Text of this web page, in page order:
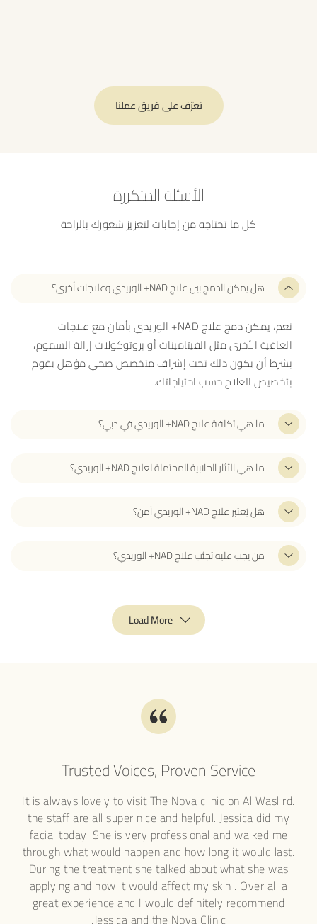
تعرّف على فريق عملنا
الأسئلة المتكررة
كل ما تحتاجه من إجابات لتعزيز شعورك بالراحة
هل يمكن الدمج بين علاج NAD+ الوريدي وعلاجات أخرى؟
نعم، يمكن دمج علاج NAD+ الوريدي بأمان مع علاجات
العافية الأخرى مثل الفيتامينات أو بروتوكولات إزالة السموم،
بشرط أن يكون ذلك تحت إشراف متخصص صحي مؤهل يقوم
بتخصيص العلاج حسب احتياجاتك.
ما هي تكلفة علاج NAD+ الوريدي في دبي؟
ما هي الآثار الجانبية المحتملة لعلاج NAD+ الوريدي؟
هل يُعتبر علاج NAD+ الوريدي آمن؟
من يجب عليه تجنُّب علاج NAD+ الوريدي؟
Load More
Trusted Voices, Proven Service
It is always lovely to visit The Nova clinic on Al Wasl rd.
the staff are all super nice and helpful. Jessica did my
facial today. She is very professional and walked me
through what would happen and how long it would last.
During the treatment she talked about what she was
applying and how it would affect my skin . Over all a
great experience and I would definitely recommend